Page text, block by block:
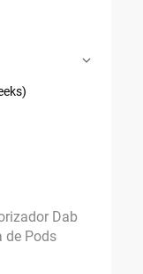
Dab
de Pods